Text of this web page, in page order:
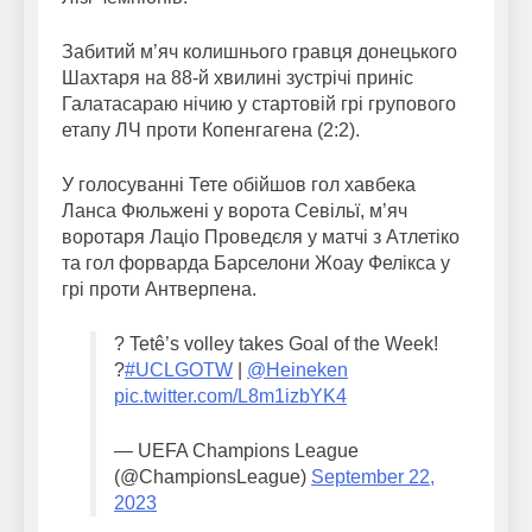
Забитий м’яч колишнього гравця донецького
Шахтаря на 88-й хвилині зустрічі приніс
Галатасараю нічию у стартовій грі групового
етапу ЛЧ проти Копенгагена (2:2).
У голосуванні Тете обійшов гол хавбека
Ланса Фюльжені у ворота Севільї, м’яч
воротаря Лаціо Проведєля у матчі з Атлетіко
та гол форварда Барселони Жоау Фелікса у
грі проти Антверпена.
? Tetê’s volley takes Goal of the Week!
?#UCLGOTW
@Heineken
pic.twitter.com/L8m1izbYK4
— UEFA Champions League
(@ChampionsLeague) September 22,
2023